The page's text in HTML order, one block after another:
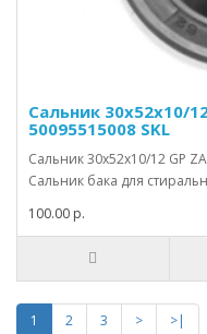
Сальник 30x52x10/
50095515008 SKL
Сальник 30x52x10/12 GP
Сальник бака для
100.00 р.
1 2 3 >
>|